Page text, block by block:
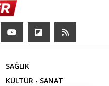
SAĞLIK
KÜLTÜR - SANAT